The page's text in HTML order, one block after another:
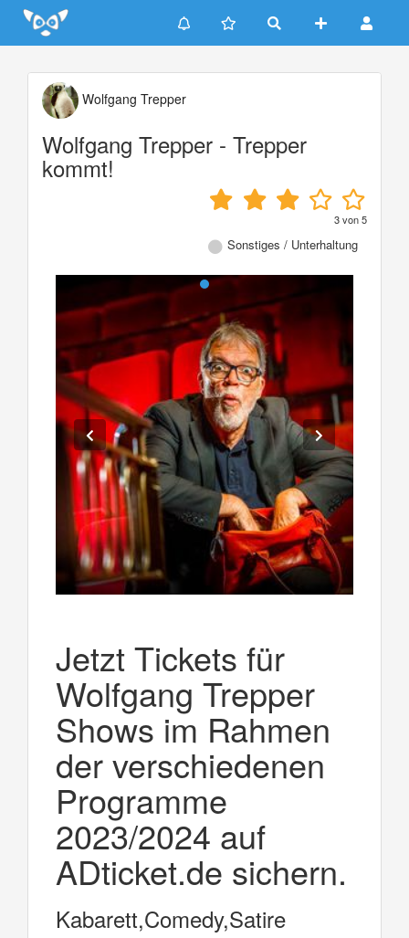
Update cookies preferences
Wolfgang Trepper
Wolfgang Trepper - Trepper
kommt!
3von5
Sonstiges / Unterhaltung
Jetzt Tickets für
Wolfgang Trepper
Shows im Rahmen
der verschiedenen
Programme
2023/2024 auf
ADticket.de sichern.
Kabarett,Comedy,Satire